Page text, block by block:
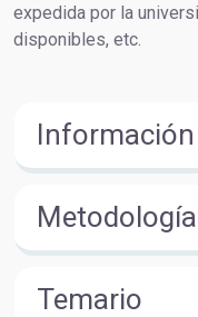
expedida por la
disponibles, etc.
Información
Metodología
Temario